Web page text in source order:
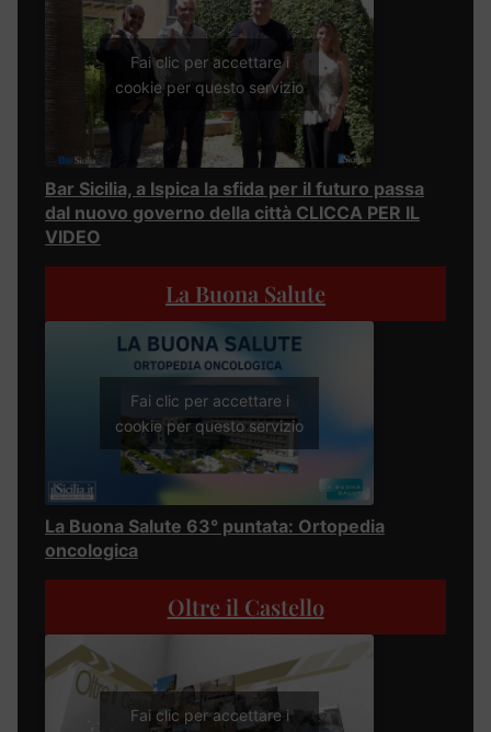
Fai clic per accettare i
cookie per questo servizio
Bar Sicilia, a Ispica la sfida per il futuro passa
dal nuovo governo della città CLICCA PER IL
VIDEO
La Buona Salute
Fai clic per accettare i
cookie per questo servizio
La Buona Salute 63° puntata: Ortopedia
oncologica
Oltre il Castello
Fai clic per accettare i